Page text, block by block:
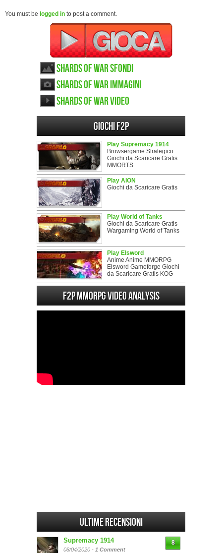
You must be logged in to post a comment.
Shards of War sfondi
Shards of War immagini
Shards of War video
Giochi F2P
Play Supremacy 1914
Browsergame Strategico
Giochi da Scaricare Gratis
MMORTS
Play AION
Giochi da Scaricare Gratis
Play World of Tanks
Giochi da Scaricare Gratis
Wargaming World of Tanks
Play Elsword
Anime Anime MMORPG
Elsword Gameforge Giochi
da Scaricare Gratis KOG
F2P MMORPG Video analysis
Ultime Recensioni
Supremacy 1914
08/04/2020 - 1 Comment
8